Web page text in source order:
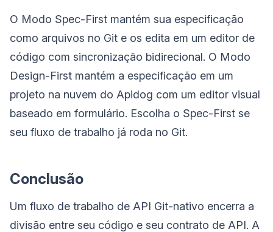
O Modo Spec-First mantém sua especificação
como arquivos no Git e os edita em um editor de
código com sincronização bidirecional. O Modo
Design-First mantém a especificação em um
projeto na nuvem do Apidog com um editor visual
baseado em formulário. Escolha o Spec-First se
seu fluxo de trabalho já roda no Git.
Conclusão
Um fluxo de trabalho de API Git-nativo encerra a
divisão entre seu código e seu contrato de API. A